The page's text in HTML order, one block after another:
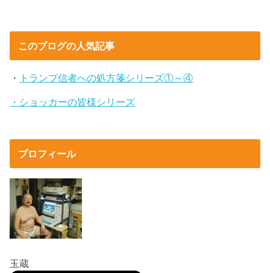
このブログの人気記事
・ トランプ信者への処方箋シリーズ①～④
・ショッカーの皆様シリーズ
プロフィール
玉蔵